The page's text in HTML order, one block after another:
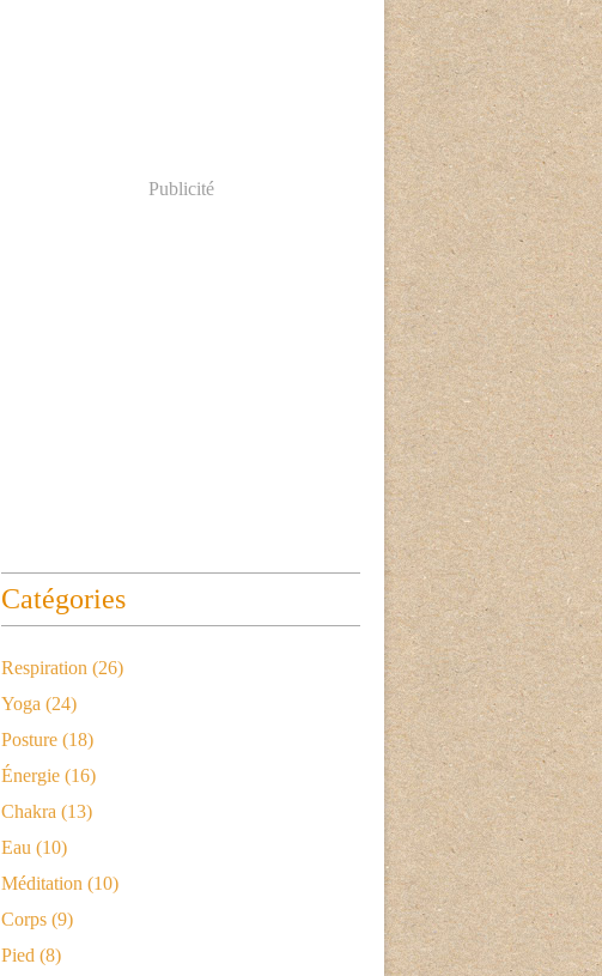
Publicité
Catégories
Respiration (26)
Yoga (24)
Posture (18)
Énergie (16)
Chakra (13)
Eau (10)
Méditation (10)
Corps (9)
Pied (8)